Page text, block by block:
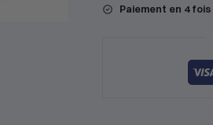
Paiement en 4